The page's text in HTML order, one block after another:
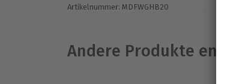
Artikelnummer: MDFWGHB20
Andere Produkte